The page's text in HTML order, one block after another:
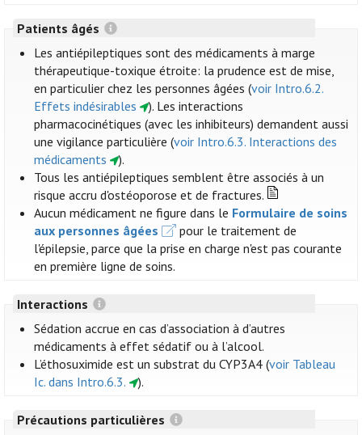
Patients âgés
Les antiépileptiques sont des médicaments à marge
thérapeutique-toxique étroite: la prudence est de mise,
en particulier chez les personnes âgées (voir Intro.6.2.
Effets indésirables
). Les interactions
pharmacocinétiques (avec les inhibiteurs) demandent aussi
une vigilance particulière (voir Intro.6.3. Interactions des
médicaments
).
Tous les antiépileptiques semblent être associés à un
risque accru d'ostéoporose et de fractures.
Aucun médicament ne figure dans le Formulaire de soins
aux personnes âgées
pour le traitement de
l'épilepsie, parce que la prise en charge n'est pas courante
en première ligne de soins.
Interactions
Sédation accrue en cas d’association à d’autres
médicaments à effet sédatif ou à l’alcool.
L’éthosuximide est un substrat du CYP3A4 (voir Tableau
Ic. dans Intro.6.3.
).
Précautions particulières